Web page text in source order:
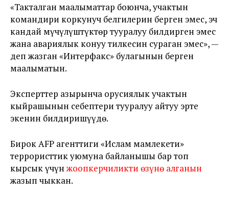
«Такталган маалыматтар боюнча, учактын
командири коркунуч белгилерин берген эмес, эч
кандай мүчүлүштүктөр тууралуу билдирген эмес
жана авариялык конуу тилкесин сураган эмес», —
деп жазган «Интерфакс» булагынын берген
маалыматын.
Эксперттер азырынча орусиялык учактын
кыйрашынын себептери тууралуу айтуу эрте
экенин билдиришүүдө.
Бирок AFP агенттиги «Ислам мамлекети»
террористтик уюмуна байланышы бар топ
кырсык үчүнжоопкерчиликти өзүнө алганын
жазып чыккан.